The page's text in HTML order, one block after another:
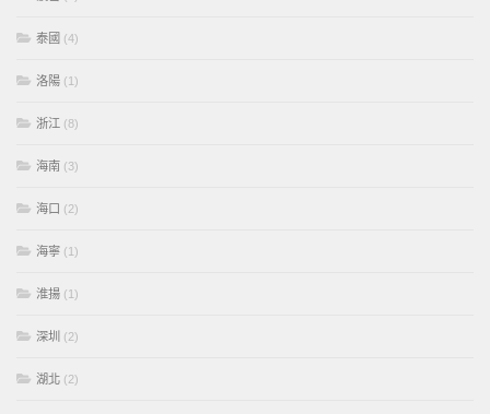
泰國 (4)
洛陽 (1)
浙江 (8)
海南 (3)
海口 (2)
海寧 (1)
淮揚 (1)
深圳 (2)
湖北 (2)